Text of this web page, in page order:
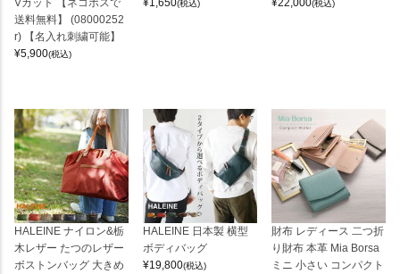
Vカット 【ネコポスで
送料無料】 (08000252
r) 【名入れ刺繍可能】
¥5,900(税込)
¥1,650(税込)
¥22,000(税込)
HALEINE ナイロン&栃
木レザー たつのレザー
ボストンバッグ 大きめ
HALEINE 日本製 横型
ボディバッグ
¥19,800(税込)
財布 レディース 二つ折
り財布 本革 Mia Borsa
ミニ 小さい コンパクト